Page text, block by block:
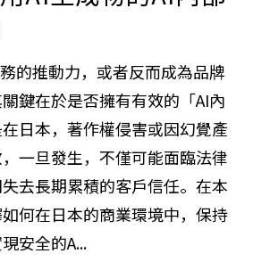
作權侵害如何防
AI生成物的AI內部
的推動力，或者反而成為品牌
鍵在於是否擁有有效的「AI內
日本，著作權侵害或因幻覺產
一旦發生，不僅可能面臨法律
去長期累積的客戶信任。在本